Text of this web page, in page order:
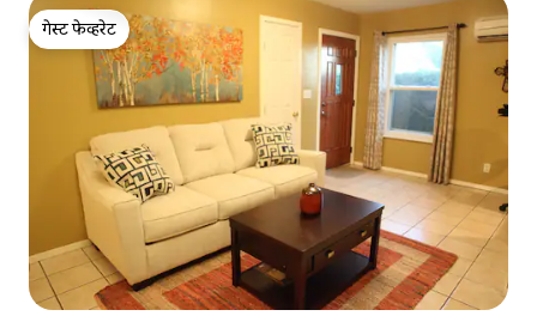
गेस्ट फेव्हरेट
गेस्ट फेव्हरेट